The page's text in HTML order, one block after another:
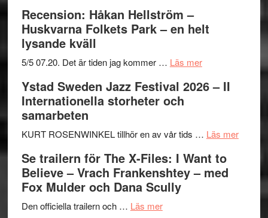
Recension: Håkan Hellström –
Huskvarna Folkets Park – en helt
lysande kväll
5/5 07.20. Det är tiden jag kommer … Läs merom
Håkan
Huskvarna
Park
–
Ystad Sweden Jazz Festival 2026 – II
Internationella storheter och
samarbeten
KURT ROSENWINKEL tillhör en av vår tids … Läs merom
Se trailern för The X-Files: I Want to
Believe – Vrach Frankenshtey – med
Fox Mulder och Dana Scully
Den officiella trailern och … Läs merom